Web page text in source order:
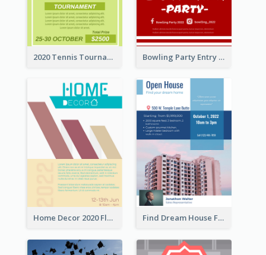
2020 Tennis Tournament Flyer Bowling Party Entry Flyer
Home Decor 2020 Flyer Find Dream House Flyer